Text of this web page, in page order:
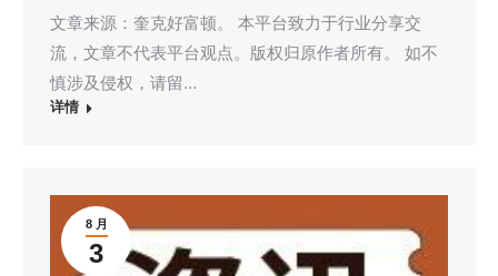
文章来源：奎克好富顿。 本平台致力于行业分享交
流，文章不代表平台观点。版权归原作者所有。 如不
慎涉及侵权，请留…
详情
8 月
3